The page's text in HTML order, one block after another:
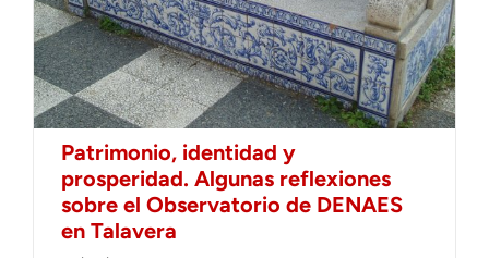
Patrimonio, identidad y
prosperidad. Algunas reflexiones
sobre el Observatorio de DENAES
en Talavera